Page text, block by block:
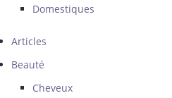
Domestiques
Articles
Beauté
Cheveux